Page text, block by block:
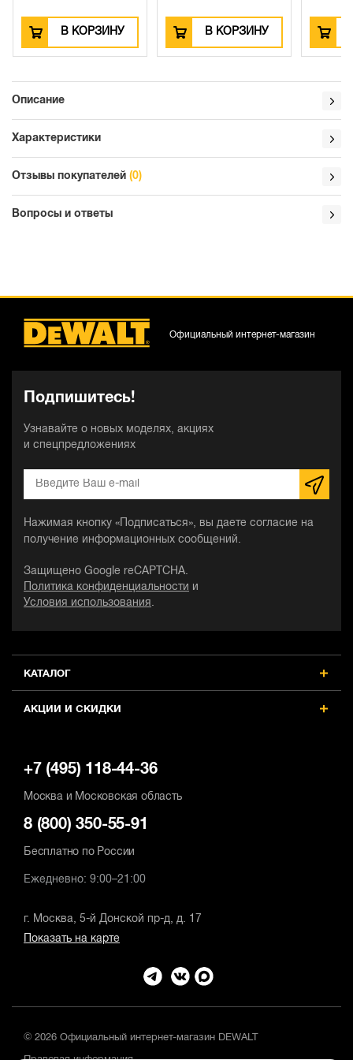
В КОРЗИНУ В КОРЗИНУ
Описание
Характеристики
Отзывы покупателей (0)
Вопросы и ответы
КАТАЛОГ
АКЦИИ И СКИДКИ
Подпишитесь!
Узнавайте о новых моделях, акциях
и спецпредложениях
Нажимая кнопку «Подписаться», вы даете согласие на
получение информационных сообщений.
Защищено Google reCAPTCHA.
Политика конфиденциальности
и
Условия использования .
Официальный интернет-магазин
+7 (495) 118-44-36
Москва и Московская область
8 (800) 350-55-91
Бесплатно по России
Ежедневно: 9:00–21:00
г. Москва, 5-й Донской пр-д, д. 17
Показать на карте
© 2026 Официальный интернет-магазин DEWALT